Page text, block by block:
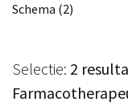
Schema (2)
Selectie: 2